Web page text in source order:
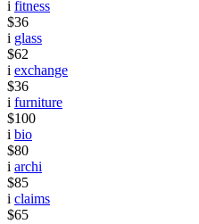
i fitness
$36
i glass
$62
i exchange
$36
i furniture
$100
i bio
$80
i archi
$85
i claims
$65